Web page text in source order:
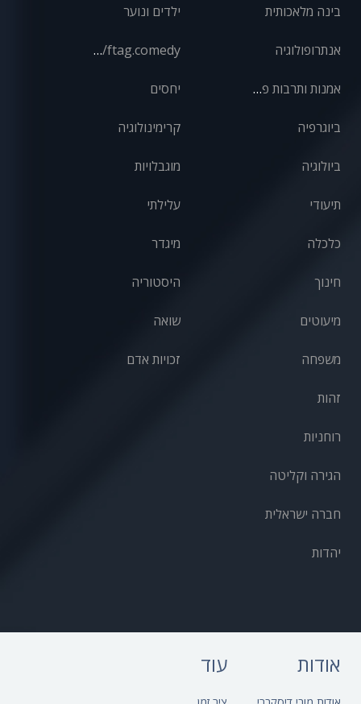
בינה מלאכותית
אנתרופולוגיה
אמנות ותרבות פופולרית
ביוגרפיה
ביולוגיה
ילדים ונוער
front/ftag.comedy
יחסים
קרימינולוגיה
מוגבלויות
תיעודי
כלכלה
חינוך
מיעוטים
משפחה
עלילתי
מיגדר
היסטוריה
שואה
זכויות אדם
זהות
רוחניות
הגירה וקליטה
חברה ישראלית
יהדות
אודות עוד